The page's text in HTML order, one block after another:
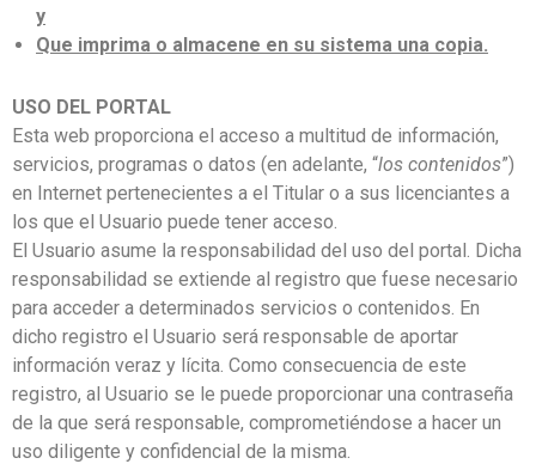
y
Que imprima o almacene en su sistema una copia.
USO DEL PORTAL
Esta web proporciona el acceso a multitud de información,
servicios, programas o datos (en adelante, “los contenidos”)
en Internet pertenecientes a el Titular o a sus licenciantes a
los que el Usuario puede tener acceso.
El Usuario asume la responsabilidad del uso del portal. Dicha
responsabilidad se extiende al registro que fuese necesario
para acceder a determinados servicios o contenidos. En
dicho registro el Usuario será responsable de aportar
información veraz y lícita. Como consecuencia de este
registro, al Usuario se le puede proporcionar una contraseña
de la que será responsable, comprometiéndose a hacer un
uso diligente y confidencial de la misma.